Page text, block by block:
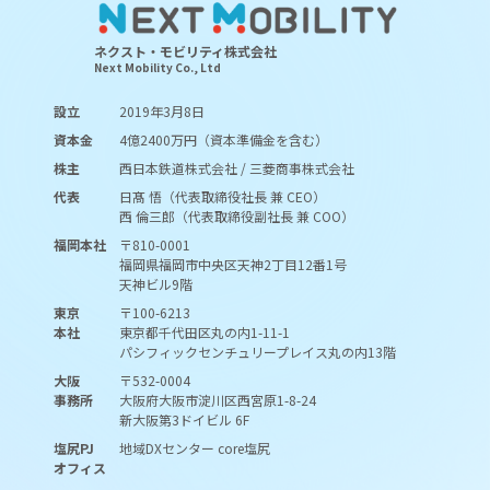
ネクスト・モビリティ株式会社
Next Mobility Co., Ltd
設立
2019年3月8日
資本金
4億2400万円（資本準備金を含む）
株主
西日本鉄道株式会社 / 三菱商事株式会社
代表
日髙 悟（代表取締役社長 兼 CEO）
西 倫三郎（代表取締役副社長 兼 COO）
福岡本社
〒810-0001
福岡県福岡市中央区天神2丁目12番1号
天神ビル9階
東京
本社
〒100-6213
東京都千代田区丸の内1-11-1
パシフィックセンチュリープレイス丸の内13階
大阪
事務所
〒532-0004
大阪府大阪市淀川区西宮原1-8-24
新大阪第3ドイビル 6F
塩尻PJ
オフィス
地域DXセンター core塩尻